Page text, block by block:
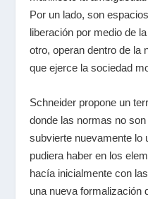
Por un lado, son
liberación por medio de
otro, operan dentro de la
que ejerce la sociedad
Schneider propone un
donde las normas no
subvierte nuevamente lo
pudiera haber en los
hacía inicialmente con
una nueva formalización